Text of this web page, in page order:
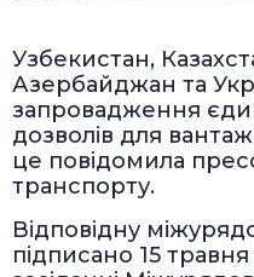
Узбекистан,
Азербайджан та
запровадження
дозволів для
це повідомила
транспорту.
Відповідну
підписано 15